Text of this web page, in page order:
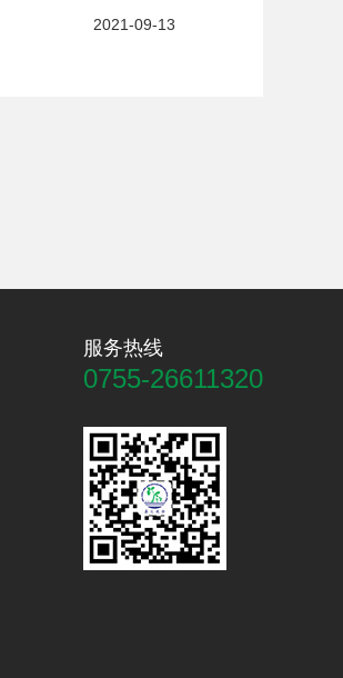
2021-09-13
服务热线
0755-26611320